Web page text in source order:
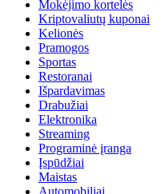
Mokėjimo kortelės
Kriptovaliutų kuponai
Kelionės
Pramogos
Sportas
Restoranai
Išpardavimas
Drabužiai
Elektronika
Streaming
Programinė įranga
Įspūdžiai
Maistas
Automobiliai